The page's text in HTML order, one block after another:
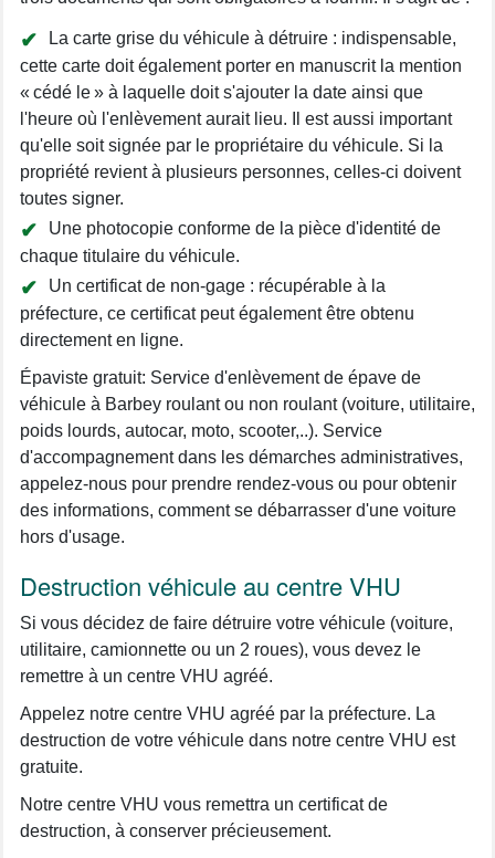
La carte grise du véhicule à détruire : indispensable,
cette carte doit également porter en manuscrit la mention
« cédé le » à laquelle doit s'ajouter la date ainsi que
l'heure où l'enlèvement aurait lieu. Il est aussi important
qu'elle soit signée par le propriétaire du véhicule. Si la
propriété revient à plusieurs personnes, celles-ci doivent
toutes signer.
Une photocopie conforme de la pièce d'identité de
chaque titulaire du véhicule.
Un certificat de non-gage : récupérable à la
préfecture, ce certificat peut également être obtenu
directement en ligne.
Épaviste gratuit: Service d'enlèvement de épave de
véhicule à Barbey roulant ou non roulant (voiture, utilitaire,
poids lourds, autocar, moto, scooter,..). Service
d'accompagnement dans les démarches administratives,
appelez-nous pour prendre rendez-vous ou pour obtenir
des informations, comment se débarrasser d'une voiture
hors d'usage.
Destruction véhicule au centre VHU
Si vous décidez de faire détruire votre véhicule (voiture,
utilitaire, camionnette ou un 2 roues), vous devez le
remettre à un centre VHU agréé.
Appelez notre centre VHU agréé par la préfecture. La
destruction de votre véhicule dans notre centre VHU est
gratuite.
Notre centre VHU vous remettra un certificat de
destruction, à conserver précieusement.